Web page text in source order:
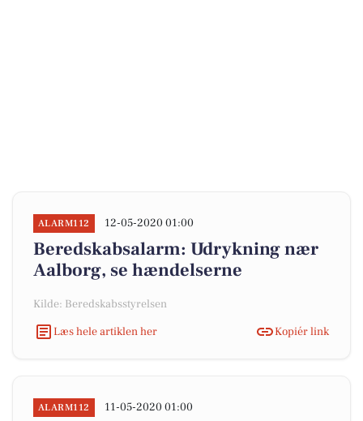
ALARM112 12-05-2020 01:00
Beredskabsalarm: Udrykning nær
Aalborg, se hændelserne
Kilde: Beredskabsstyrelsen
Læs hele artiklen her
Kopiér link
ALARM112 11-05-2020 01:00